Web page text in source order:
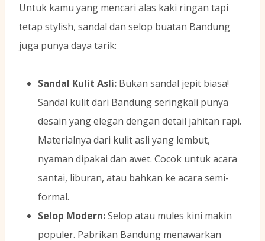
Untuk kamu yang mencari alas kaki ringan tapi
tetap stylish, sandal dan selop buatan Bandung
juga punya daya tarik:
Sandal Kulit Asli: Bukan sandal jepit biasa!
Sandal kulit dari Bandung seringkali punya
desain yang elegan dengan detail jahitan rapi.
Materialnya dari kulit asli yang lembut,
nyaman dipakai dan awet. Cocok untuk acara
santai, liburan, atau bahkan ke acara semi-
formal.
Selop Modern:Selop atau mules kini makin
populer. Pabrikan Bandung menawarkan